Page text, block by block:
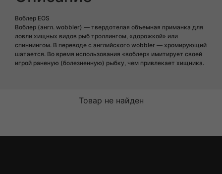
Воблер EOS
Воблер (англ. wobbler) — твердотелая объемная приманка для
ловли хищных видов рыб троллингом, «дорожкой» или
спиннингом. В переводе с английского wobbler — хромирующий
шатается. Во время использования «воблер» имитирует своей
игрой раненую (болезненную) рыбку, чем привлекает хищника.
Товар не найден